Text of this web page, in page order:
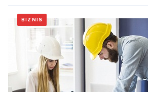
BIZNIS